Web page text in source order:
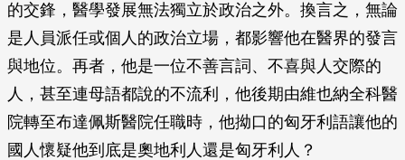
的交鋒，醫學發展無法獨立於政治之外。換言之，無論
是人員派任或個人的政治立場，都影響他在醫界的發言
與地位。再者，他是一位不善言詞、不喜與人交際的
人，甚至連母語都說的不流利，他後期由維也納全科醫
院轉至布達佩斯醫院任職時，他拗口的匈牙利語讓他的
國人懷疑他到底是奧地利人還是匈牙利人？